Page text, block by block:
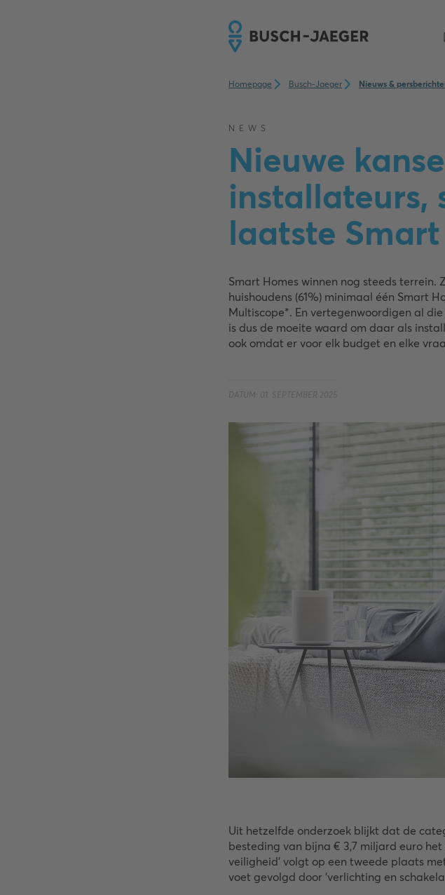
Homepage Busch-Jaeger Nieuws &
NEWS
Nieuwe
installateurs,
laatste
Smart Homes winnen nog steeds terrein.
huishoudens (61%) minimaal één Smart
Multiscope*. En vertegenwoordigen al
is dus de moeite waard om daar als
ook omdat er voor elk budget en elke
DATUM: 01. SEPTEMBER 2025
Uit hetzelfde onderzoek blijkt dat de
besteding van bijna € 3,7 miljard euro
veiligheid’ volgt op een tweede plaats
voet gevolgd door ‘verlichting en